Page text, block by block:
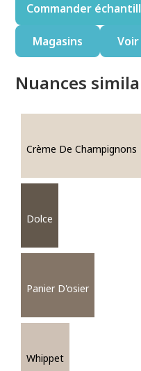
Commander
Magasins
Nuances
Crème De Champignons
Dolce
Panier D'osier
Whippet